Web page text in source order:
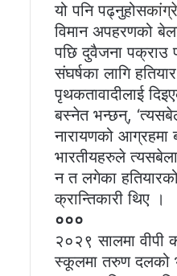
यो पनि पढ्नुहोस
विमान अपहरणको
पछि दुवैजना पक्राउ
संघर्षका लागि
पृथकतावादीलाई
बस्नेत भन्छन्,
नारायणको आग्रहमा
भारतीयहरुले
न त लगेका
क्रान्तिकारी थिए ।
०००
२०२९ सालमा वीपी
स्कूलमा तरुण दलको